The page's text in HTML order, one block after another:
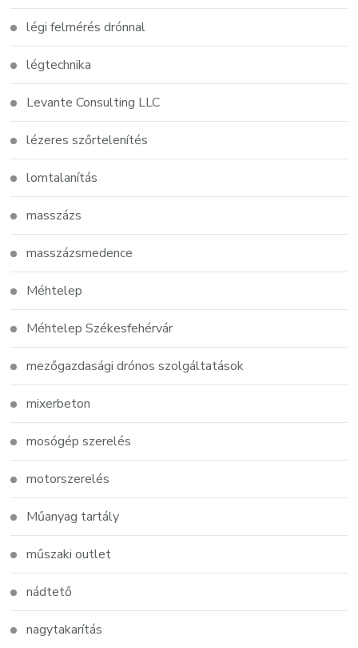
légi felmérés drónnal
légtechnika
Levante Consulting LLC
lézeres szőrtelenítés
lomtalanítás
masszázs
masszázsmedence
Méhtelep
Méhtelep Székesfehérvár
mezőgazdasági drónos szolgáltatások
mixerbeton
mosógép szerelés
motorszerelés
Műanyag tartály
műszaki outlet
nádtető
nagytakarítás